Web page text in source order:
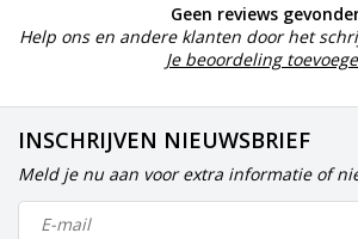
Geen reviews
Help ons en andere klanten door het
Je beoordeling
INSCHRIJVEN NIEUWSBRIEF
Meld je nu aan voor extra informatie of